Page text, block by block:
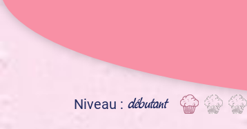
Niveau : débutant